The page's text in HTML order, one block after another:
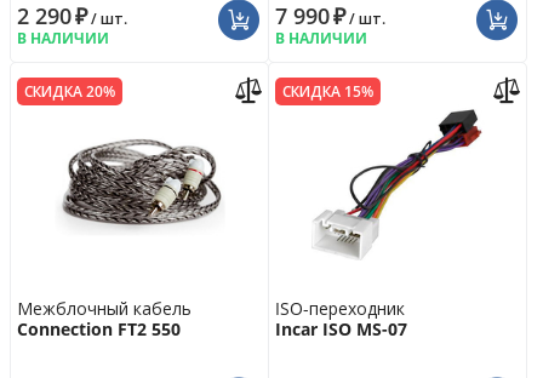
2 290₽/ шт.
В НАЛИЧИИ
7 990₽/ шт.
В НАЛИЧИИ
СКИДКА 20%
Межблочный кабель
Connection FT2 550
СКИДКА 15%
ISO-переходник
Incar ISO MS-07